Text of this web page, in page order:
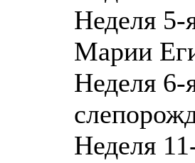
Неделя 5-
Марии
Неделя
Неделя